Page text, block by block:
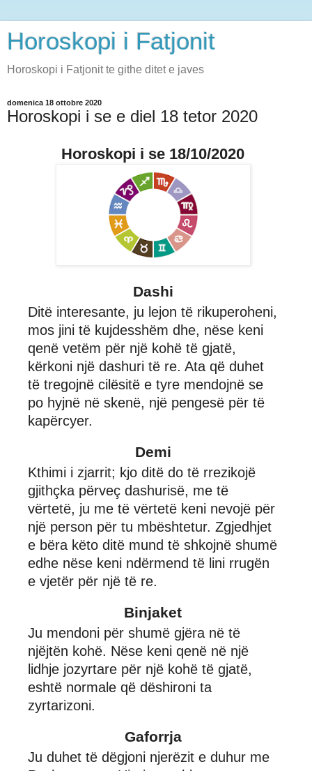
Horoskopi i Fatjonit
Horoskopi i Fatjonit te githe ditet e javes
domenica 18 ottobre 2020
Horoskopi i se e diel 18 tetor 2020
Horoskopi i se 18/10/2020
Dashi
Ditë interesante, ju lejon të rikuperoheni,
mos jini të kujdesshëm dhe, nëse keni
qenë vetëm për një kohë të gjatë,
kërkoni një dashuri të re. Ata që duhet
të tregojnë cilësitë e tyre mendojnë se
po hyjnë në skenë, një pengesë për të
kapërcyer.
Demi
Kthimi i zjarrit; kjo ditë do të rrezikojë
gjithçka përveç dashurisë, me të
vërtetë, ju me të vërtetë keni nevojë për
një person për tu mbështetur. Zgjedhjet
e bëra këto ditë mund të shkojnë shumë
edhe nëse keni ndërmend të lini rrugën
e vjetër për një të re.
Binjaket
Ju mendoni për shumë gjëra në të
njëjtën kohë. Nëse keni qenë në një
lidhje jozyrtare për një kohë të gjatë,
eshtë normale që dëshironi ta
zyrtarizoni.
Gaforrja
Ju duhet të dëgjoni njerëzit e duhur me